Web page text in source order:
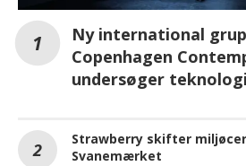
Ny international
Copenhagen
undersøger
Strawberry skifter
Svanemærket